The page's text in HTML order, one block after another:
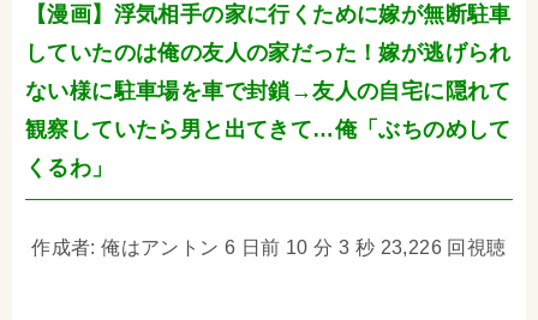
【漫画】浮気相手の家に行くために嫁が無断駐車
していたのは俺の友人の家だった！嫁が逃げられ
ない様に駐車場を車で封鎖→友人の自宅に隠れて
観察していたら男と出てきて…俺「ぶちのめして
くるわ」
作成者: 俺はアントン 6 日前 10 分 3 秒 23,226 回視聴